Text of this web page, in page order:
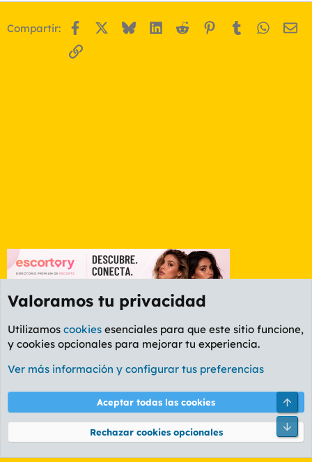
Compartir: Facebook BlueskyLinkedIn
Reddit Pinterest
Tumblr
Enlace
Foro General
Cookies
PL OLDSTYLE AMARILLO
Términos y reglas Política de privacidad Ayuda
Community platform by XenForo® © 2010-2026 XenForo Ltd.
Valoramos tu privacidad
Utilizamos cookies esenciales para que este sitio funcione,
y cookies opcionales para mejorar tu experiencia.
Ver más información y configurar tus preferencias
Aceptar todas las cookies
Rechazar cookies opcionales
Pie